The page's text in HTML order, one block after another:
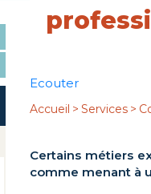
Ecouter
Accueil > Services >
Certains métiers
comme menant à